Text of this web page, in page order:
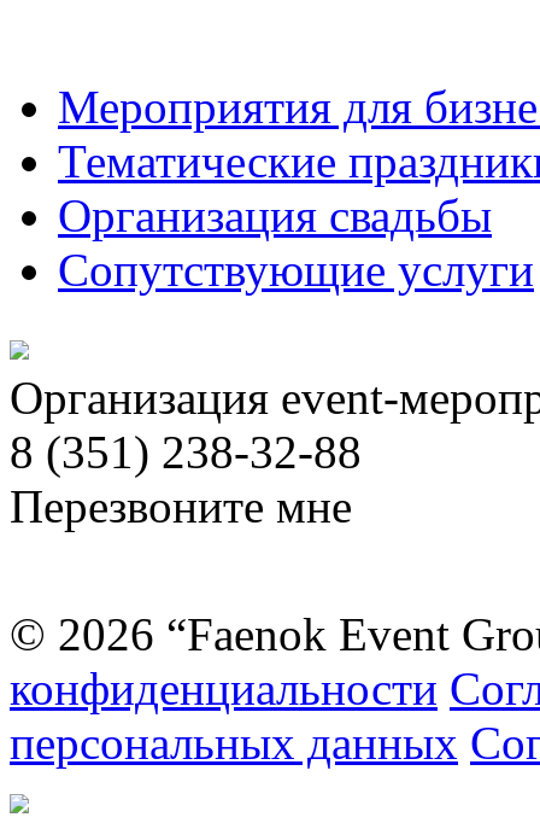
Мероприятия для
Тематические
Организация свадьбы
Сопутствующие услуги
Организация event-
8 (351) 238-32-88
Перезвоните мне
© 2026 “Faenok Event
конфиденциальности
персональных данных